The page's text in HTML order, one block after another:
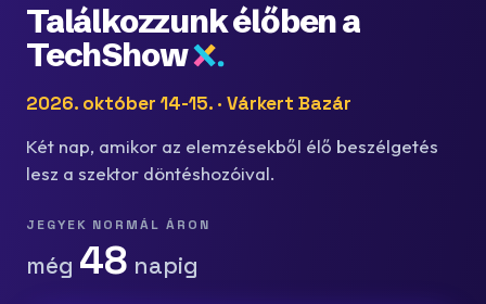
Találkozzunk élőben a
TechShow
2026. október 14-15. · Várkert Bazár
Két nap, amikor az elemzésekből élő beszélgetés
lesz a szektor döntéshozóival.
JEGYEK NORMÁL ÁRON
még 48 napig